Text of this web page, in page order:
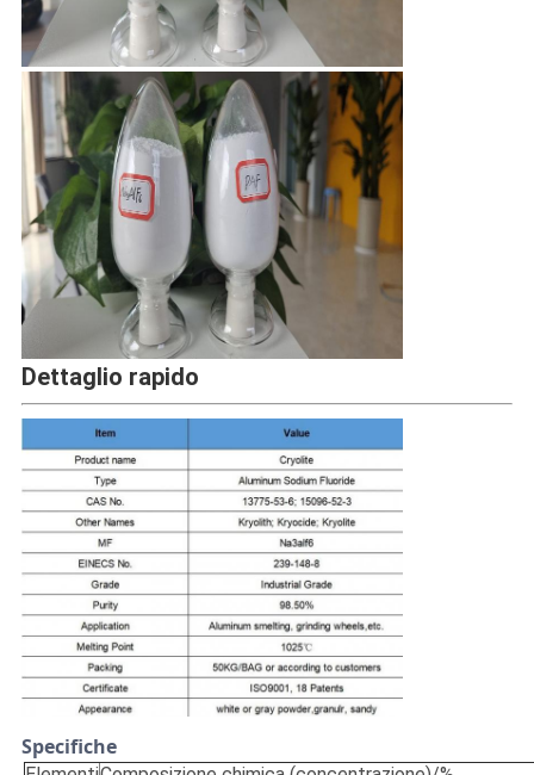
Dettaglio rapido
Specifiche